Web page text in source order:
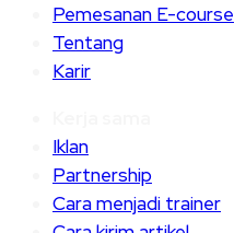
Pemesanan E-course
Tentang
Karir
Iklan
Partnership
Cara menjadi trainer